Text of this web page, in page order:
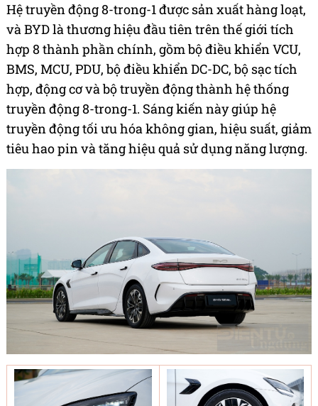
Hệ truyền động 8-trong-1 được sản xuất hàng loạt,
vàBYDlà thương hiệu đầu tiên trên thế giới tích
hợp 8 thành phần chính, gồm bộ điều khiển VCU,
BMS, MCU, PDU, bộ điều khiển DC-DC, bộ sạc tích
hợp, động cơ và bộ truyền động thành hệ thống
truyền động 8-trong-1. Sáng kiến này giúp hệ
truyền động tối ưu hóa không gian, hiệu suất, giảm
tiêu hao pin và tăng hiệu quả sử dụng năng lượng.